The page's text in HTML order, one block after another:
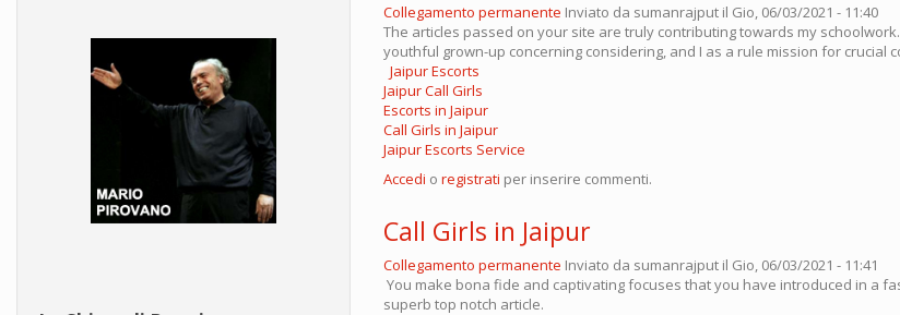
Collegamento permanente Inviato da sumanrajput il Gio, 06/03/2021 - 11:40
The articles passed on your site are truly contributing towards my
youthful grown-up concerning considering, and I as a rule mission for crucial
Jaipur Escorts
Jaipur Call Girls
Escorts in Jaipur
Call Girls in Jaipur
Jaipur Escorts Service
Accedi o registrati per inserire commenti.
Call Girls in Jaipur
Collegamento permanente Inviato da sumanrajput il Gio, 06/03/2021 - 11:41
You make bona fide and captivating focuses that you have introduced in a
superb top notch article.